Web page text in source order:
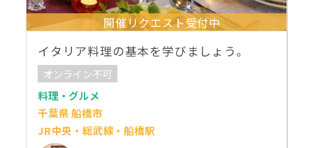
開催リクエスト受付中
イタリア料理の基本を学びましょう。
オンライン不可
料理・グルメ
千葉県 船橋市
JR中央・総武線・船橋駅